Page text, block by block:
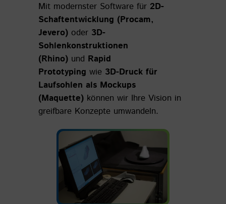
Mit modernster Software für 2D-
Schaftentwicklung (Procam,
Jevero)oder 3D-
Sohlenkonstruktionen
(Rhino) und Rapid
Prototyping wie 3D-Druck für
Laufsohlen als Mockups
(Maquette)können wir Ihre Vision in
greifbare Konzepte umwandeln.